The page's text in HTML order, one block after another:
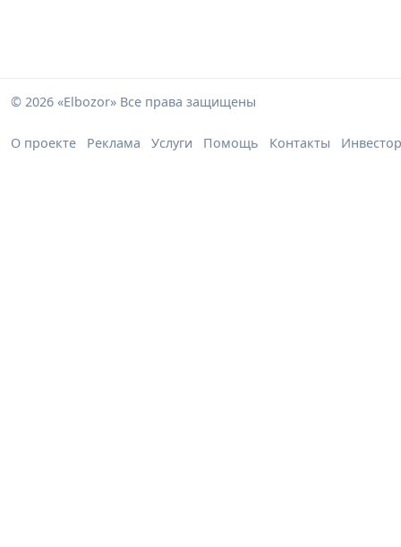
© 2026 «Elbozor» Все права защищены
О проекте Реклама Услуги Помощь Контакты